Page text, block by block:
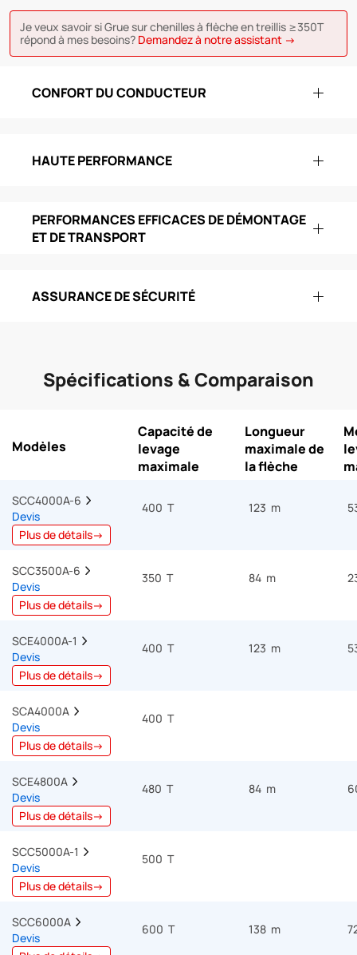
Je veux savoir si Grue sur chenilles à flèche en treillis ≥350T
répond à mes besoins? Demandez à notre assistant →
CONFORT DU CONDUCTEUR
HAUTE PERFORMANCE
PERFORMANCES EFFICACES DE DÉMONTAGE
ET DE TRANSPORT
ASSURANCE DE SÉCURITÉ
Spécifications & Comparaison
Modèles
Capacité de
levage
maximale
Longueur
maximale de
la flèche
SCC4000A-6
Devis
Plus de détails→
400 T 123 m
SCC3500A-6
Devis
Plus de détails→
350 T 84 m
SCE4000A-1
Devis
Plus de détails→
400 T 123 m
SCA4000A
Devis
Plus de détails→
400 T
SCE4800A
Devis
Plus de détails→
480 T 84 m
SCC5000A-1
Devis
Plus de détails→
500 T
SCC6000A
Devis
600 T 138 m